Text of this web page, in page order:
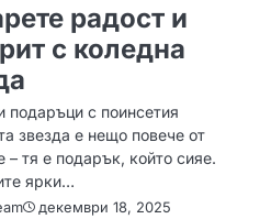
радост и
с коледна
подаръци с поинсетия
звезда е нещо повече от
– тя е подарък, който сияе.
ярки…
декември 18, 2025